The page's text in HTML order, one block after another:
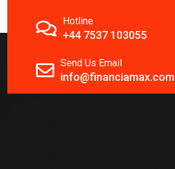
Hotline
+44 7537 103055
Send Us Email
info@financiamax.com